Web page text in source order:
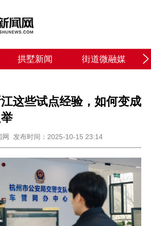
拱墅新闻 街道微融媒
这些试点经验，如何变成
网 发布时间：2025-10-15 23:14